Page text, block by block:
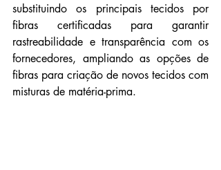
substituindo os principais tecidos por
fibras certificadas para garantir
rastreabilidade e transparência com os
fornecedores, ampliando as opções de
fibras para criação de novos tecidos com
misturas de matéria-prima.